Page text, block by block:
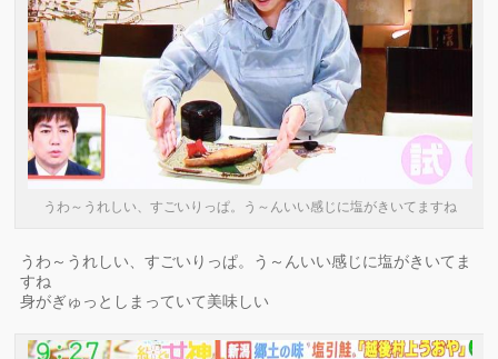
うわ～うれしい、すごいりっぱ。う～んいい感じに塩がきいてますね
うわ～うれしい、すごいりっぱ。う～んいい感じに塩がきいてま
すね
身がぎゅっとしまっていて美味しい